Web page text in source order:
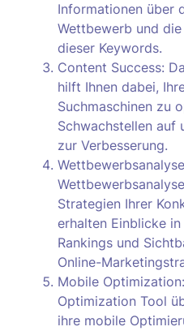
Informationen über
Wettbewerb und
dieser Keywords.
Content Success:
hilft Ihnen dabei,
Suchmaschinen zu
Schwachstellen auf
zur Verbesserung.
Strategien Ihrer
erhalten Einblicke
Rankings und
Online-
Mobile
Optimization Tool
ihre mobile